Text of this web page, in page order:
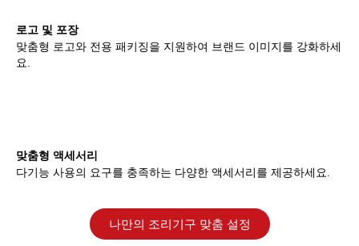
로고 및 포장
맞춤형 로고와 전용 패키징을 지원하여 브랜드 이미지를 강화하세
요.
맞춤형 액세서리
다기능 사용의 요구를 충족하는 다양한 액세서리를 제공하세요.
나만의 조리기구 맞춤 설정